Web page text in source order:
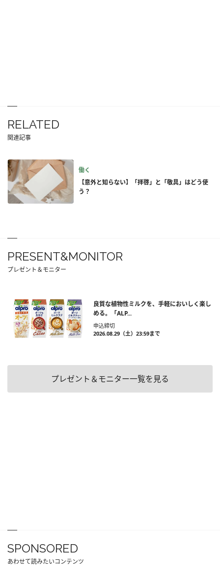
RELATED
関連記事
働く
【意外と知らない】「拝啓」と「敬具」はどう使
う？
PRESENT&MONITOR
プレゼント＆モニター
良質な植物性ミルクを、手軽においしく楽し
める。「ALP...
申込締切
2026.08.29（土）23:59まで
プレゼント＆モニター一覧を見る
SPONSORED
あわせて読みたいコンテンツ